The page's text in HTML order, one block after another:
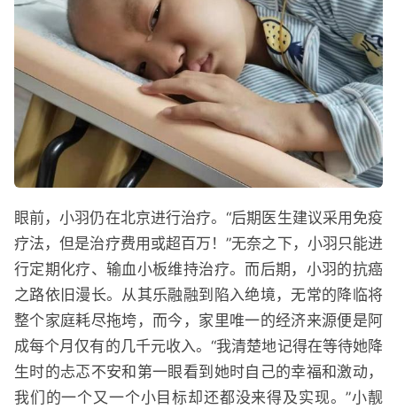
眼前，小羽仍在北京进行治疗。“后期医生建议采用免疫
疗法，但是治疗费用或超百万！”无奈之下，小羽只能进
行定期化疗、输血小板维持治疗。而后期，小羽的抗癌
之路依旧漫长。从其乐融融到陷入绝境，无常的降临将
整个家庭耗尽拖垮，而今，家里唯一的经济来源便是阿
成每个月仅有的几千元收入。“我清楚地记得在等待她降
生时的忐忑不安和第一眼看到她时自己的幸福和激动，
我们的一个又一个小目标却还都没来得及实现。”小靓